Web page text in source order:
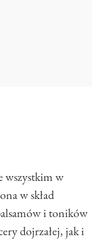
wszystkim w
w skład
i toników
dojrzałej, jak i